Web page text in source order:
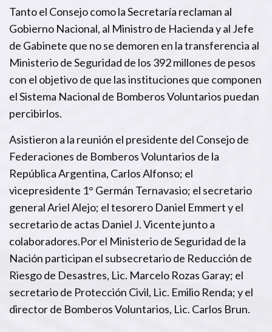
Tanto el Consejo como la Secretaría reclaman al
Gobierno Nacional, al Ministro de Hacienda y al Jefe
de Gabinete que no se demoren en la transferencia al
Ministerio de Seguridad de los 392 millones de pesos
con el objetivo de que las instituciones que componen
el Sistema Nacional de Bomberos Voluntarios puedan
percibirlos.
Asistieron a la reunión el presidente del Consejo de
Federaciones de Bomberos Voluntarios de la
República Argentina, Carlos Alfonso; el
vicepresidente 1° Germán Ternavasio; el secretario
general Ariel Alejo; el tesorero Daniel Emmert y el
secretario de actas Daniel J. Vicente junto a
colaboradores.Por el Ministerio de Seguridad de la
Nación participan el subsecretario de Reducción de
Riesgo de Desastres, Lic. Marcelo Rozas Garay; el
secretario de Protección Civil, Lic. Emilio Renda; y el
director de Bomberos Voluntarios, Lic. Carlos Brun.